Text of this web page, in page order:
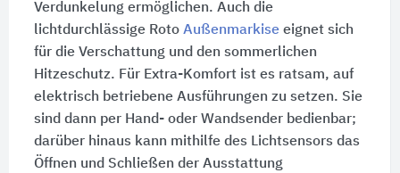
Verdunkelung ermöglichen. Auch die
lichtdurchlässige Roto Außenmarkiseeignet sich
für die Verschattung und den sommerlichen
Hitzeschutz. Für Extra-Komfort ist es ratsam, auf
elektrisch betriebene Ausführungen zu setzen. Sie
sind dann per Hand- oder Wandsender bedienbar;
darüber hinaus kann mithilfe des Lichtsensors das
Öffnen und Schließen der Ausstattung